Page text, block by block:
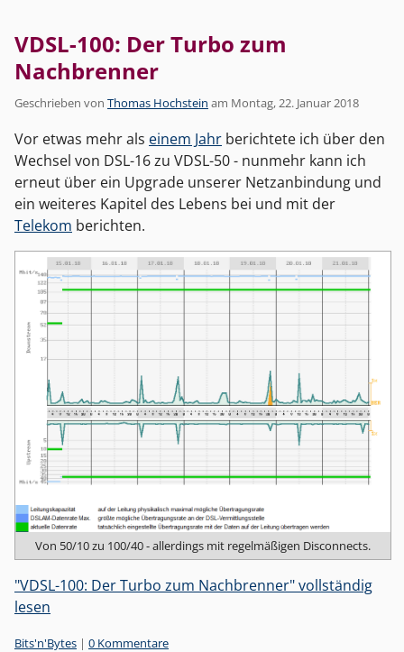
VDSL-100: Der Turbo zum
Nachbrenner
Geschrieben von Thomas Hochstein am Montag, 22. Januar 2018
Vor etwas mehr als einem Jahr berichtete ich über den
Wechsel von DSL-16 zu VDSL-50 - nunmehr kann ich
erneut über ein Upgrade unserer Netzanbindung und
ein weiteres Kapitel des Lebens bei und mit der
Telekom berichten.
Von 50/10 zu 100/40 - allerdings mit regelmäßigen Disconnects.
"VDSL-100: Der Turbo zum Nachbrenner" vollständig
lesen
Kategorien:
Bits'n'Bytes | 0 Kommentare